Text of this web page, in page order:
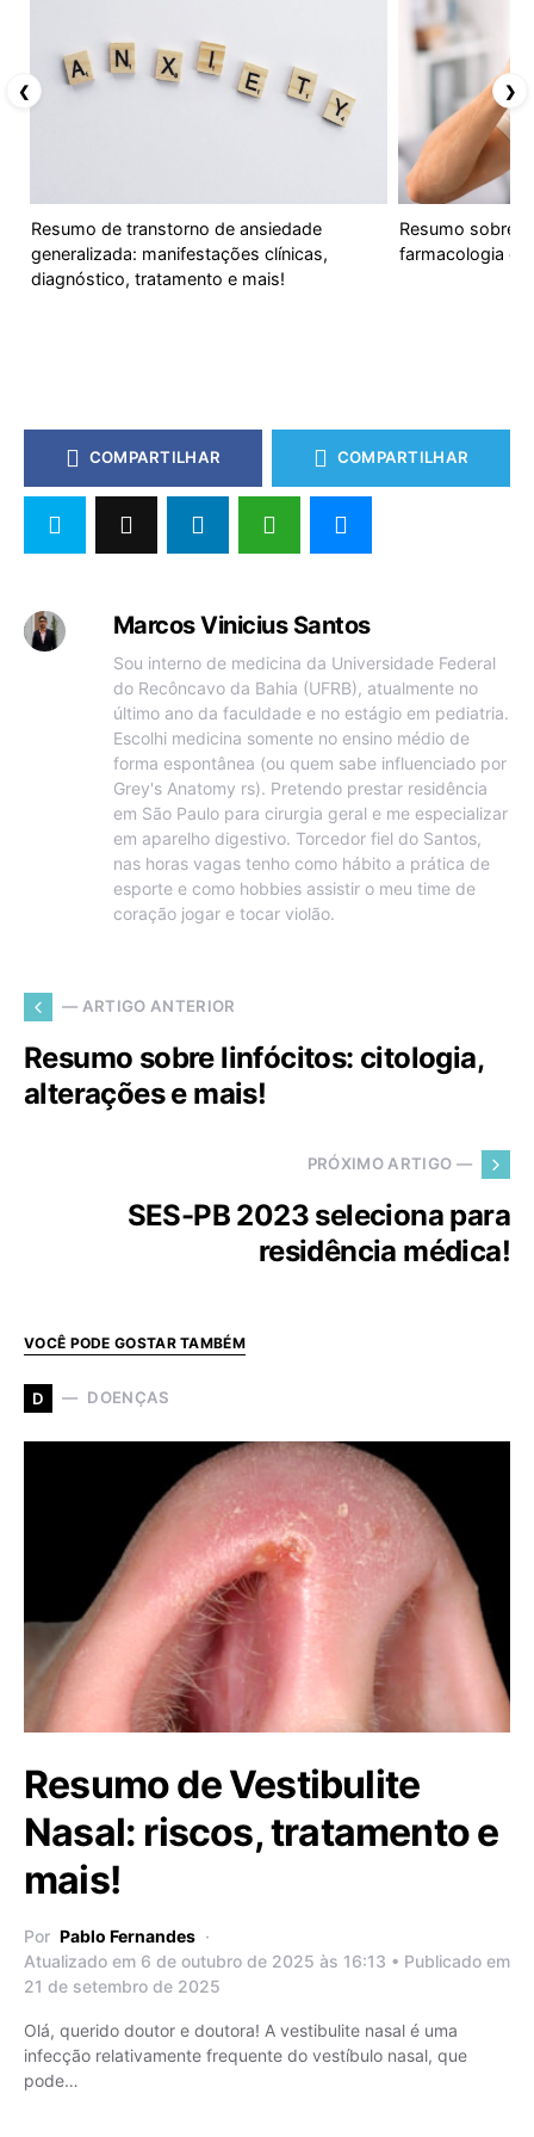
Resumo de transtorno de ansiedade
generalizada: manifestações clínicas,
diagnóstico, tratamento e mais!
Resumo sobre
farmacologia e
❮ ❯
COMPARTILHAR COMPARTILHAR
Marcos Vinicius Santos
Sou interno de medicina da Universidade Federal
do Recôncavo da Bahia (UFRB), atualmente no
último ano da faculdade e no estágio em pediatria.
Escolhi medicina somente no ensino médio de
forma espontânea (ou quem sabe influenciado por
Grey's Anatomy rs). Pretendo prestar residência
em São Paulo para cirurgia geral e me especializar
em aparelho digestivo. Torcedor fiel do Santos,
nas horas vagas tenho como hábito a prática de
esporte e como hobbies assistir o meu time de
coração jogar e tocar violão.
— ARTIGO ANTERIOR
Resumo sobre linfócitos: citologia,
alterações e mais!
PRÓXIMO ARTIGO —
SES-PB 2023 seleciona para
residência médica!
VOCÊ PODE GOSTAR TAMBÉM
D DOENÇAS
Resumo de Vestibulite
Nasal: riscos, tratamento e
mais!
Por Pablo Fernandes
Atualizado em 6 de outubro de 2025 às 16:13 • Publicado em
21 de setembro de 2025
Olá, querido doutor e doutora! A vestibulite nasal é uma
infecção relativamente frequente do vestíbulo nasal, que
pode…